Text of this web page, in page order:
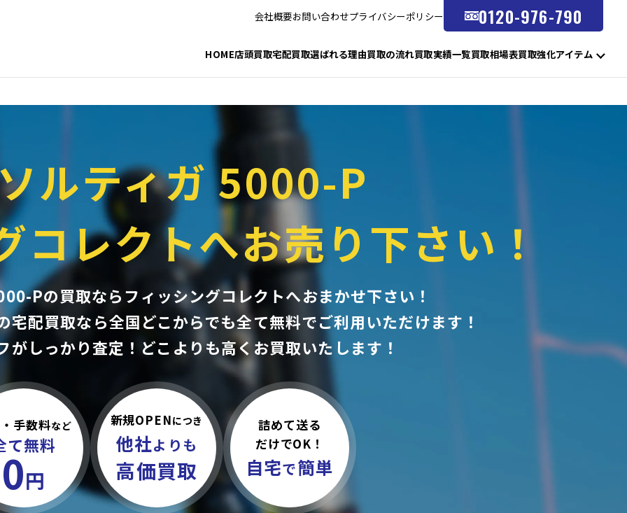
会社概要お問い合わせプライバシーポリシー 0120-976-790
HOME店頭買取宅配買取選ばれる理由買取の流れ買取実績一覧買取相場表買取強化アイテム
ルティガ 5000-P
コレクトへお売り下さい！
Pの買取ならフィッシングコレクトへおまかせ下さい！
宅配買取なら全国どこからでも全て無料でご利用いただけます！
がしっかり査定！ どこよりも高くお買取いたします！
手数料など
て無料
0円
新規OPENにつき
他社よりも
高価買取
詰めて送る
だけでOK！
自宅で簡単